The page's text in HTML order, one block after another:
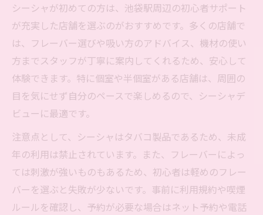
シーシャが初めての方は、池袋駅周辺の初心者サポート
が充実した店舗を選ぶのがおすすめです。多くの店舗で
は、フレーバー選びや吸い方のアドバイス、機材の使い
方までスタッフが丁寧に案内してくれるため、安心して
体験できます。特に個室や半個室がある店舗は、周囲の
目を気にせず自分のペースで楽しめるので、シーシャデ
ビューに最適です。
注意点として、シーシャはタバコ製品であるため、未成
年の利用は禁止されています。また、フレーバーによっ
ては刺激が強いものもあるため、初心者は軽めのフレー
バーを選ぶと失敗が少ないです。事前に利用規約や喫煙
ルールを確認し、予約が必要な場合はネット予約や電話